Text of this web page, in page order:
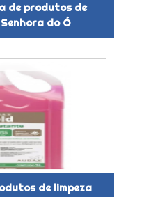
de produtos de
do Ó
de limpeza